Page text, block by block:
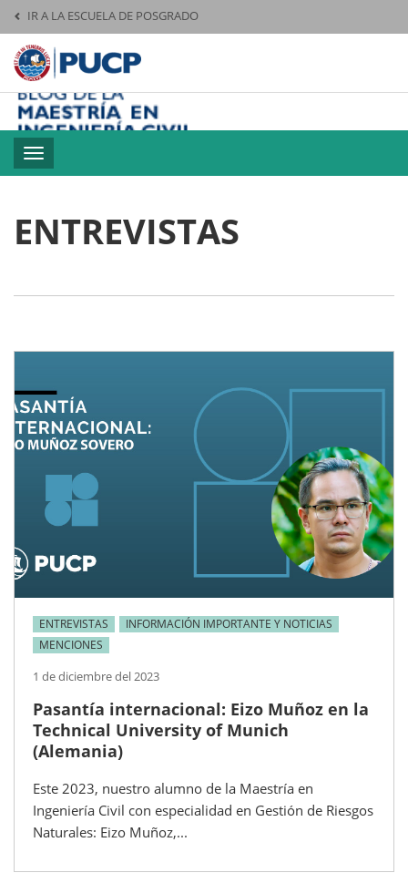
IR A LA ESCUELA DE POSGRADO
Pontificia
Toggle
navigation
ENTREVISTAS
ENTREVISTAS
INFORMACIÓN IMPORTANTE Y NOTICIAS
MENCIONES
1 de diciembre del 2023
Pasantía internacional: Eizo Muñoz en la
Technical University of Munich
(Alemania)
Este 2023, nuestro alumno de la Maestría en
Ingeniería Civil con especialidad en Gestión de Riesgos
Naturales: Eizo Muñoz,...